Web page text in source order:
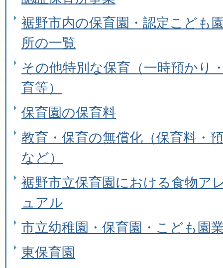
裾野市内の保育園・認定こども
所の一覧
その他特別な保育（一時預かり
育等）
保育園の保育料
教育・保育の無償化（保育料・
など）
裾野市立保育園における食物ア
ュアル
市立幼稚園・保育園・こども園
東保育園